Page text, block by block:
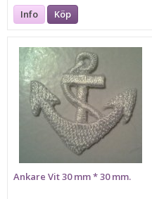
Info Köp
Ankare Vit 30 mm * 30 mm.